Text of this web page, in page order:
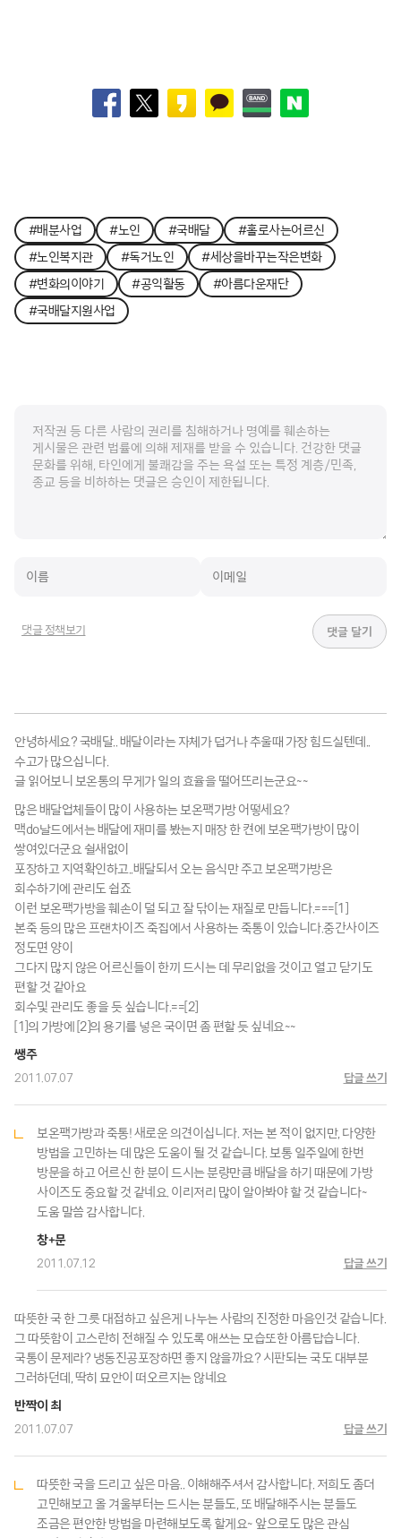
#배분사업 #노인 #국배달
#홀로사는어르신
#노인복지관
#독거노인
#세상을바꾸는작은변화
#변화의이야기
#공익활동
#아름다운재단
#국배달지원사업
안녕하세요? 국배달.. 배달이라는 자체가 덥거나 추울때 가장 힘드실텐데..
수고가 많으십니다.
글 읽어보니 보온통의 무게가 일의 효율을 떨어뜨리는군요~~
많은 배달업체들이 많이 사용하는 보온팩가방 어떻세요?
맥do날드에서는 배달에 재미를 봤는지 매장 한 켠에 보온팩가방이 많이
쌓여있더군요 쉴새없이
포장하고 지역확인하고..배달되서 오는 음식만 주고 보온팩가방은
회수하기에 관리도 쉽죠
이런 보온팩가방을 훼손이 덜 되고 잘 닦이는 재질로 만듭니다.===[1]
본죽 등의 많은 프랜차이즈 죽집에서 사용하는 죽통이 있습니다.중간사이즈
정도면 양이
그다지 많지 않은 어르신들이 한끼 드시는 데 무리없을 것이고 열고 닫기도
편할 것 같아요
회수및 관리도 좋을 듯 싶습니다.==[2]
[1]의 가방에 [2]의 용기를 넣은 국이면 좀 편할 듯 싶네요~~
쌩주
2011.07.07 답글 쓰기
보온팩가방과 죽통! 새로운 의견이십니다. 저는 본 적이 없지만, 다양한
방법을 고민하는 데 많은 도움이 될 것 같습니다. 보통 일주일에 한번
방문을 하고 어르신 한 분이 드시는 분량만큼 배달을 하기 때문에 가방
사이즈도 중요할 것 같네요. 이리저리 많이 알아봐야 할 것 같습니다~
도움 말씀 감사합니다.
창+문
2011.07.12 답글 쓰기
따뜻한 국 한 그릇 대접하고 싶은게 나누는 사람의 진정한 마음인것 같습니다.
그 따뜻함이 고스란히 전해질 수 있도록 애쓰는 모습또한 아름답습니다.
국통이 문제라? 냉동진공포장하면 좋지 않을까요? 시판되는 국도 대부분
그러하던데, 딱히 묘안이 떠오르지는 않네요
반짝이 최
2011.07.07 답글 쓰기
따뜻한 국을 드리고 싶은 마음.. 이해해주셔서 감사합니다. 저희도 좀더
고민해보고 올 겨울부터는 드시는 분들도, 또 배달해주시는 분들도
조금은 편안한 방법을 마련해보도록 할게요~ 앞으로도 많은 관심
댓글 정책보기